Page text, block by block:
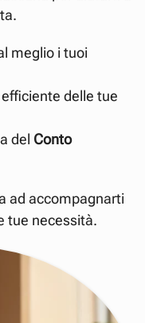
meglio i tuoi
delle tue
del Conto
ad accompagnarti
tue necessità.